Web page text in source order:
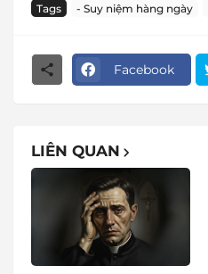
Tags - Suy niệm hàng ngày
Facebook
LIÊN QUAN